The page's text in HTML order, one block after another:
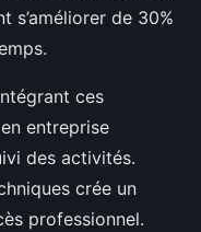
s’améliorer de 30%
ces
entreprise
des activités.
crée un
professionnel.